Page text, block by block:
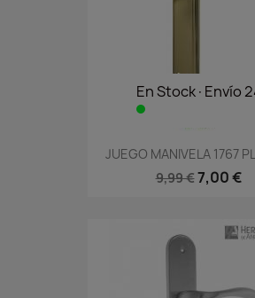
En Stock·Envío
JUEGO MANIVELA 1767
9,99 €7,00 €